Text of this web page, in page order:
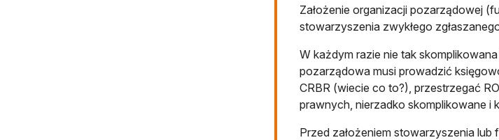
Założenie organizacji pozarządowej
stowarzyszenia zwykłego
W każdym razie nie tak
pozarządowa musi prowadzić
CRBR (wiecie co to?), przestrzegać
prawnych, nierzadko skomplikowane i
Przed założeniem stowarzyszenia